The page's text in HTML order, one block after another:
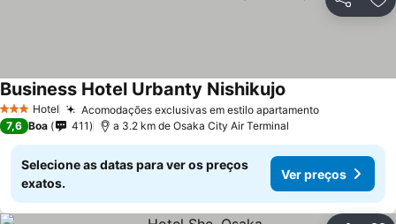
Partilhar
3 EstrelasHotel Acomodações exclusivas em estilo apartamento
Business Hotel Urbanty Nishikujo
7,6 Boa 411 a 3.2 km de Osaka City Air Terminal
Selecione as datas para ver os preços
exatos.
Ver preços